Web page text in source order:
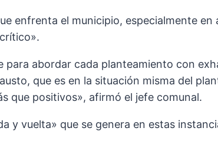
enfrenta el municipio, especialmente
abordar cada planteamiento con
que es en la situación misma del
que positivos», afirmó el jefe comunal.
y vuelta» que se genera en estas